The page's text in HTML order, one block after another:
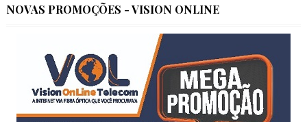
NOVAS PROMOÇÕES - VISION ONLINE